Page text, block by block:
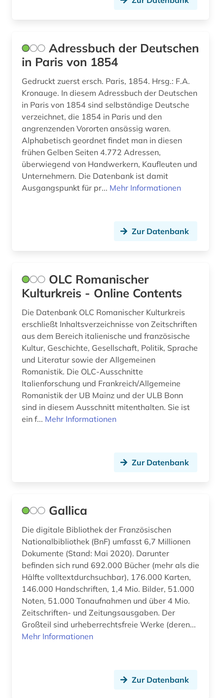
etymologie (2)
europa (6)
europäische union (1)
exlibris (1)
exponat (2)
fachdidaktik (4)
fernsehen (1)
feuilleton (1)
fid nahost-, nordafrika- und islamstudien (1)
finnland (1)
firma (1)
firmeninformation (1)
flugschrift (2)
formulare (1)
forschung (2)
fotografie (1)
franziszeischer kataster (1)
französisch (32)
französische landesgeschichte (1)
französische literatur (3)
französische revolution (2)
Adressbuch der Deutschen
in Paris von 1854
Gedruckt zuerst ersch. Paris, 1854. Hrsg.: F.A.
Kronauge. In diesem Adressbuch der Deutschen
in Paris von 1854 sind selbständige Deutsche
verzeichnet, die 1854 in Paris und den
angrenzenden Vororten ansässig waren.
Alphabetisch geordnet findet man in diesen
frühen Gelben Seiten 4.772 Adressen,
überwiegend von Handwerkern, Kaufleuten und
Unternehmern. Die Datenbank ist damit
Ausgangspunkt für pr... Mehr Informationen
Zur Datenbank
OLC Romanischer
Kulturkreis - Online Contents
Die Datenbank OLC Romanischer Kulturkreis
erschließt Inhaltsverzeichnisse von Zeitschriften
aus dem Bereich italienische und französische
Kultur, Geschichte, Gesellschaft, Politik, Sprache
und Literatur sowie der Allgemeinen
Romanistik. Die OLC-Ausschnitte
Italienforschung und Frankreich/Allgemeine
Romanistik der UB Mainz und der ULB Bonn
sind in diesem Ausschnitt mitenthalten. Sie ist
ein f... Mehr Informationen
Zur Datenbank
Gallica
Die digitale Bibliothek der Französischen
Nationalbibliothek (BnF) umfasst 6,7 Millionen
Dokumente (Stand: Mai 2020). Darunter
befinden sich rund 692.000 Bücher (mehr als die
Hälfte volltextdurchsuchbar), 176.000 Karten,
146.000 Handschriften, 1,4 Mio. Bilder, 51.000
Noten, 51.000 Tonaufnahmen und über 4 Mio.
Zeitschriften- und Zeitungsausgaben. Der
Großteil sind urheberrechtsfreie Werke (deren...
Mehr Informationen
Zur Datenbank